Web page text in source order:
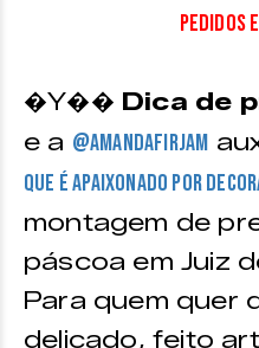
PEDIDOS
�Y�� Dica de
e a @amandafirjam
que é apaixonado por
montagem de
páscoa em Juiz
Para quem quer
delicado, feito